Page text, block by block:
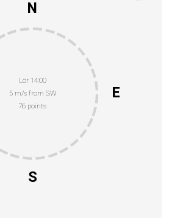
Lör 14:00
5 m/s from SW
76 points
N
E
S